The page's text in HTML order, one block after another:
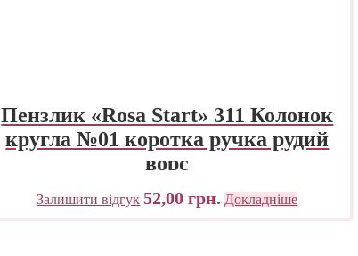
Пензлик «Rosa Start» 311 Колонок
кругла №01 коротка ручка рудий
ворс
Залишити відгук 52,00грн. Докладніше